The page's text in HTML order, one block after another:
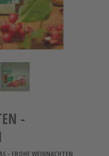
-
- FROHE WEIHNACHTEN